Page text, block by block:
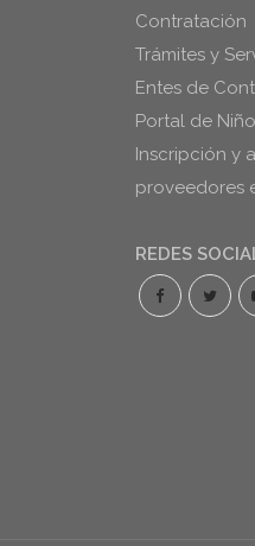
Contratación
Trámites y
Entes de
Portal de
Inscripción y
proveedores
REDES